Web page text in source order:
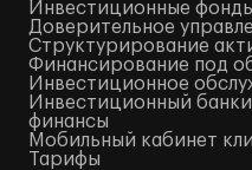
Инвестиционные
Доверительное
Структурирование
Финансирование под
Инвестиционное
Инвестиционный
финансы
Мобильный кабинет
Тарифы